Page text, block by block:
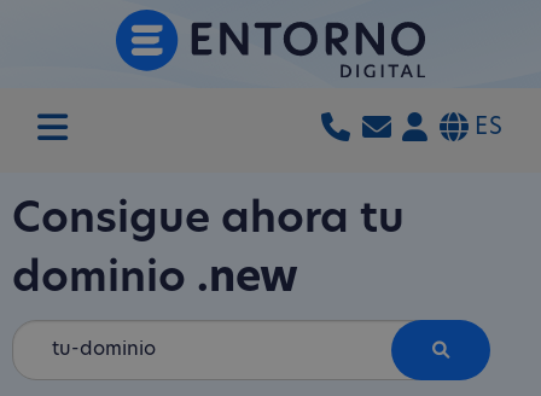
ES
Consigue ahora tu
dominio .new